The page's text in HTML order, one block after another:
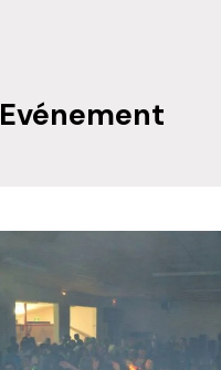
Evénement